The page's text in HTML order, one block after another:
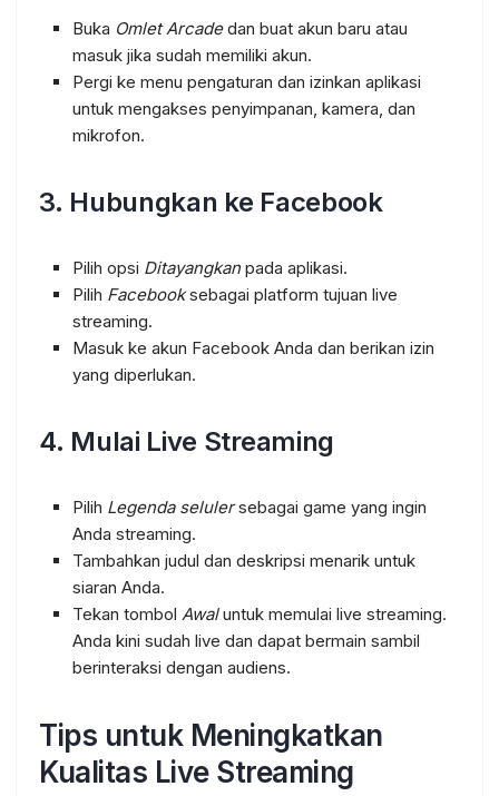
Buka Omlet Arcadedan buat akun baru atau
masuk jika sudah memiliki akun.
Pergi ke menu pengaturan dan izinkan aplikasi
untuk mengakses penyimpanan, kamera, dan
mikrofon.
3. Hubungkan ke Facebook
Pilih opsi Ditayangkanpada aplikasi.
Pilih Facebooksebagai platform tujuan live
streaming.
Masuk ke akun Facebook Anda dan berikan izin
yang diperlukan.
4. Mulai Live Streaming
Pilih Legenda selulersebagai game yang ingin
Anda streaming.
Tambahkan judul dan deskripsi menarik untuk
siaran Anda.
Tekan tombol Awaluntuk memulai live streaming.
Anda kini sudah live dan dapat bermain sambil
berinteraksi dengan audiens.
Tips untuk Meningkatkan
Kualitas Live Streaming